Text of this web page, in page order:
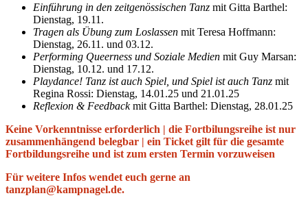
Einführung in den zeitgenössischen Tanz mit Gitta Barthel:
Dienstag, 19.11.
Tragen als Übung zum Loslassen mit Teresa Hoffmann:
Dienstag, 26.11. und 03.12.
Performing Queerness und Soziale Medien mit Guy Marsan:
Dienstag, 10.12. und 17.12.
Playdance! Tanz ist auch Spiel, und Spiel ist auch Tanz mit
Regina Rossi: Dienstag, 14.01.25 und 21.01.25
Reflexion & Feedbackmit Gitta Barthel: Dienstag, 28.01.25
Keine Vorkenntnisse erforderlich | die Fortbilungsreihe ist nur
zusammenhängend belegbar | ein Ticket gilt für die gesamte
Fortbildungsreihe und ist zum ersten Termin vorzuweisen
Für weitere Infos wendet euch gerne an
tanzplan@kampnagel.de.